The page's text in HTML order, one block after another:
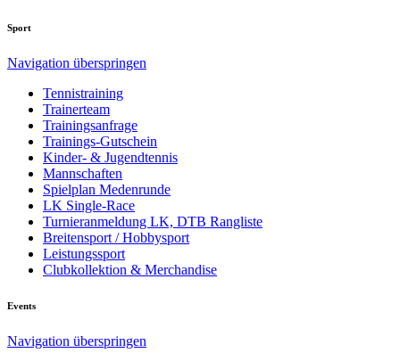
Sport
Navigation überspringen
Tennistraining
Trainerteam
Trainingsanfrage
Trainings-Gutschein
Kinder- & Jugendtennis
Mannschaften
Spielplan Medenrunde
LK Single-Race
Turnieranmeldung LK, DTB Rangliste
Breitensport / Hobbysport
Leistungssport
Clubkollektion & Merchandise
Events
Navigation überspringen